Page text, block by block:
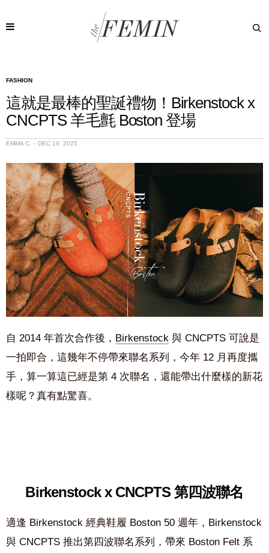
FASHION
這就是最棒的聖誕禮物！Birkenstock x
CNCPTS 羊毛氈 Boston 登場
EMMA C. DEC 19, 2025
自 2014 年首次合作後， Birkenstock 與 CNCPTS 可說是
一拍即合，這幾年不停帶來聯名系列，今年 12 月再度攜
手，算一算這已經是第 4 次聯名，還能帶出什麼樣的新花
樣呢？真有點驚喜。
Birkenstock x CNCPTS 第四波聯名
適逢 Birkenstock 經典鞋履 Boston 50 週年，Birkenstock
與 CNCPTS 推出第四波聯名系列，帶來 Boston Felt 系